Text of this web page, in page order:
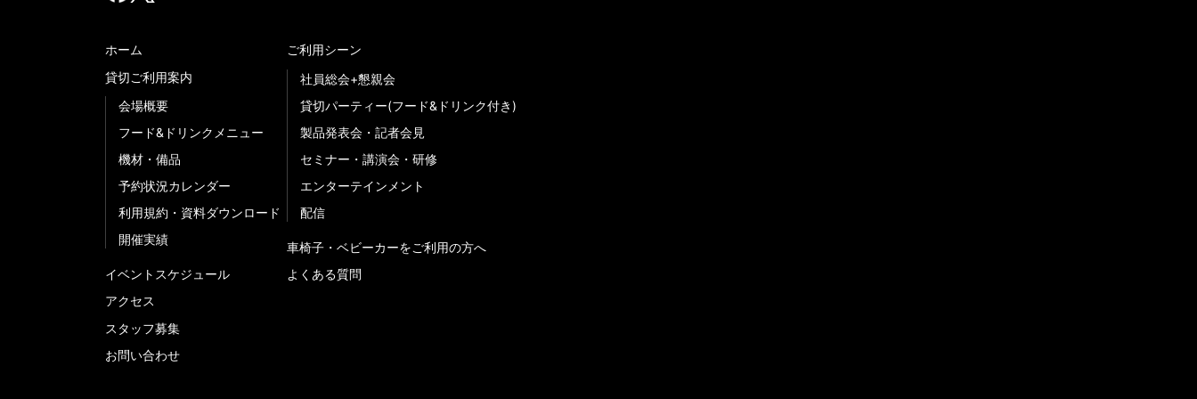
ホーム
貸切ご利用案内
会場概要
フード&ドリンクメニュー
機材・備品
予約状況カレンダー
利用規約・資料ダウンロード
開催実績
イベントスケジュール
アクセス
スタッフ募集
お問い合わせ
ご利用シーン
社員総会+懇親会
貸切パーティー(フード&ドリンク付き)
製品発表会・記者会見
セミナー・講演会・研修
エンターテインメント
配信
車椅子・ベビーカーをご利用の方へ
よくある質問